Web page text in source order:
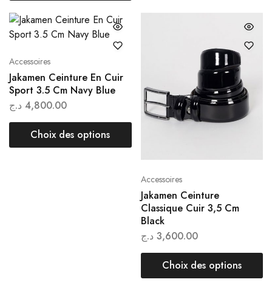
Accessoires
Jakamen Ceinture En Cuir
Sport 3.5 Cm Navy Blue
4,800.00 د.ج
Choix des options
Accessoires
Jakamen Ceinture
Classique Cuir 3,5 Cm
Black
3,600.00 د.ج
Choix des options